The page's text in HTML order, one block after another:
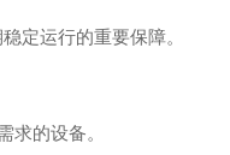
定运行的重要保障。
的设备。